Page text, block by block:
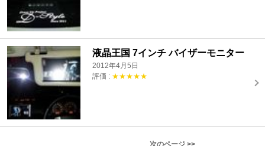
液晶王国 7インチ バイザーモニター
2012年4月5日
評価 : ★★★★★
次のページ >>